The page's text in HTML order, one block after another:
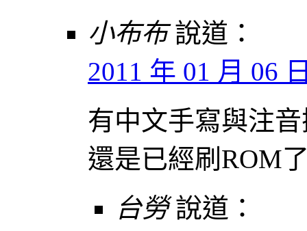
小布布 說道：
2011 年 01 月 06
有中文手寫與注
還是已經刷ROM
台勞 說道：